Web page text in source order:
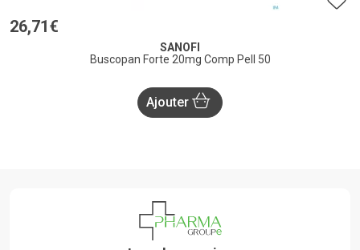
26,71 €
SANOFI
Buscopan Forte 20mg Comp Pell 50
Ajouter